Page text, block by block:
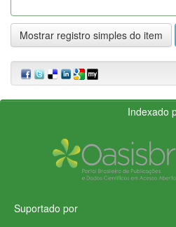
Mostrar registro simples do item
Indexado
Suportado por